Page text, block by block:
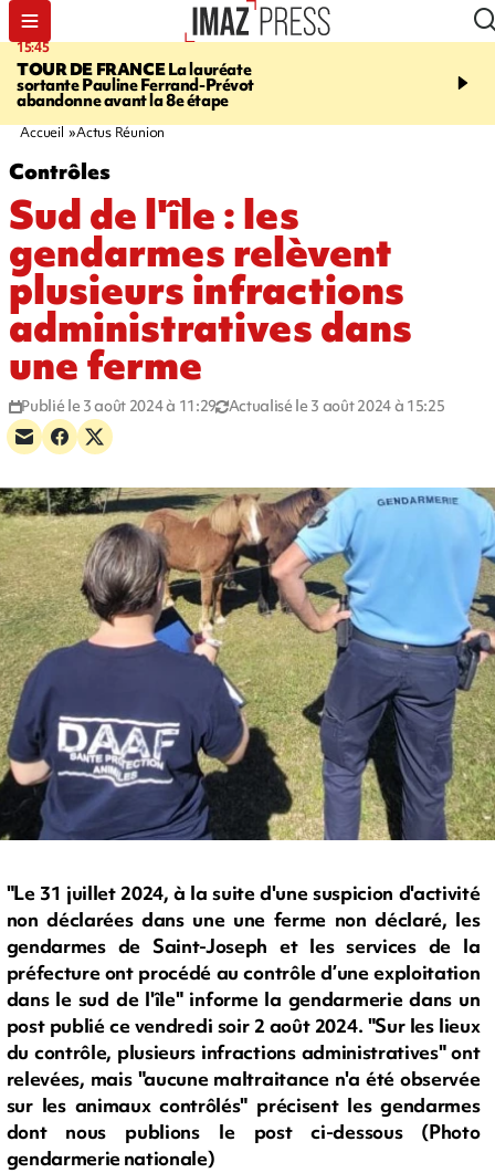
15:45
TOUR DE FRANCELa lauréate
sortante Pauline Ferrand-Prévot
abandonne avant la 8e étape
20:17
routière, concours de
Accueil Actus Réunion
Contrôles
Sud de l'île : les
gendarmes relèvent
plusieurs infractions
administratives dans
une ferme
Publié le 3 août 2024 à 11:29 Actualisé le 3 août 2024 à 15:25
"Le 31 juillet 2024, à la suite d'une suspicion d'activité
non déclarées dans une une ferme non déclaré, les
gendarmes de Saint-Joseph et les services de la
préfecture ont procédé au contrôle d’une exploitation
dans le sud de l'île" informe la gendarmerie dans un
post publié ce vendredi soir 2 août 2024. "Sur les lieux
du contrôle, plusieurs infractions administratives" ont
relevées, mais "aucune maltraitance n'a été observée
sur les animaux contrôlés" précisent les gendarmes
dont nous publions le post ci-dessous (Photo
gendarmerie nationale)